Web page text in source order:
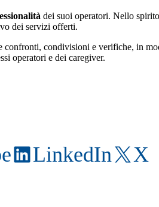
dei suoi operatori. Nello
dei servizi offerti.
confronti, condivisioni e verifiche, in
operatori e dei caregiver.
LinkedIn X